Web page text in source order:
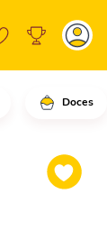
Doces
a